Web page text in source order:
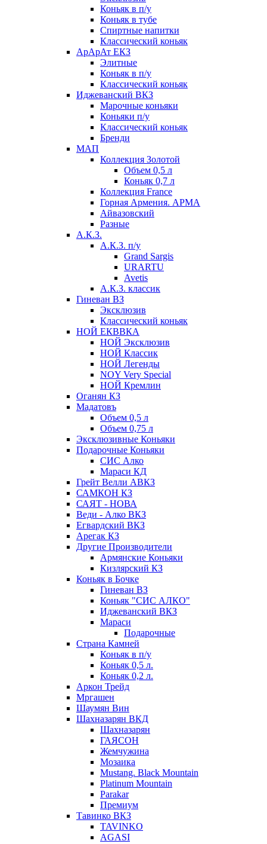
Коньяк в п/у
Коньяк в тубе
Спиртные напитки
Классический коньяк
АрАрАт ЕКЗ
Элитные
Коньяк в п/у
Классический коньяк
Иджеванский ВКЗ
Марочные коньяки
Коньяки п/у
Классический коньяк
Бренди
МАП
Коллекция Золотой
Объем 0,5 л
Коньяк 0,7 л
Коллекция France
Горная Армения. АРМА
Айвазовский
Разные
А.К.З.
А.К.З. п/у
Grand Sargis
URARTU
Avetis
А.К.З. классик
Гиневан ВЗ
Эксклюзив
Классический коньяк
НОЙ ЕКВВКА
НОЙ Эксклюзив
НОЙ Классик
НОЙ Легенды
NOY Very Speсial
НОЙ Кремлин
Оганян КЗ
Мадатовъ
Объем 0,5 л
Объем 0,75 л
Эксклюзивные Коньяки
Подарочные Коньяки
СИС Алко
Мараси КД
Грейт Велли АВКЗ
САМКОН КЗ
САЯТ - НОВА
Веди - Алко ВКЗ
Егвардский ВКЗ
Арегак КЗ
Другие Производители
Армянские Коньяки
Кизлярский КЗ
Коньяк в Бочке
Гиневан ВЗ
Коньяк "СИС АЛКО"
Иджеванский ВКЗ
Мараси
Подарочные
Страна Камней
Коньяк в п/у
Коньяк 0,5 л.
Коньяк 0,2 л.
Аркон Трейд
Мргашен
Шаумян Вин
Шахназарян ВКД
Шахназарян
ГАЯСОН
Жемчужина
Мозаика
Mustang. Black Mountain
Platinum Mountain
Parakar
Премиум
Тавинко ВКЗ
TAVINKO
AGASI